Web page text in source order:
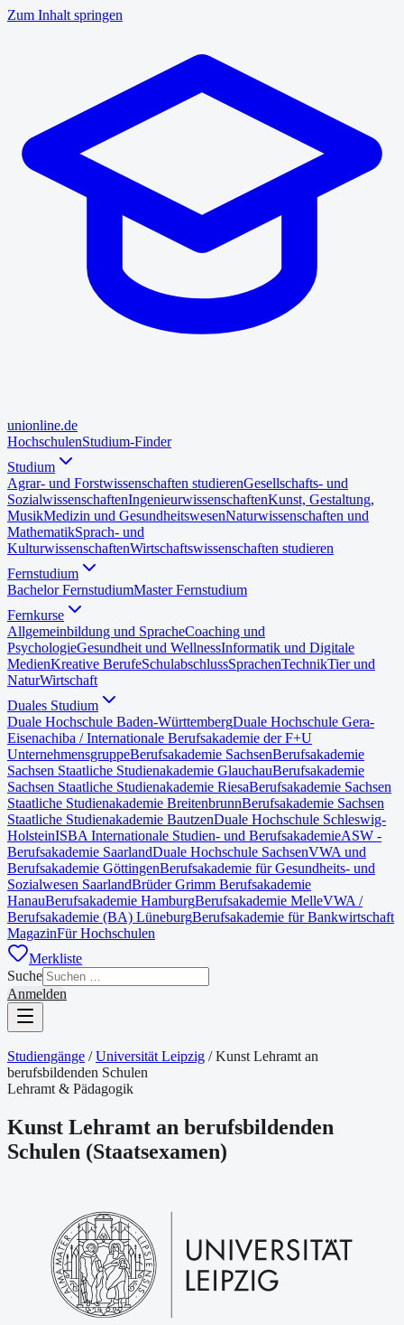
Zum Inhalt springen
unionline.de
HochschulenStudium-Finder
Studium
Agrar- und Forstwissenschaften studierenGesellschafts- und
SozialwissenschaftenIngenieurwissenschaftenKunst, Gestaltung,
MusikMedizin und GesundheitswesenNaturwissenschaften und
MathematikSprach- und
KulturwissenschaftenWirtschaftswissenschaften studieren
Fernstudium
Bachelor FernstudiumMaster Fernstudium
Fernkurse
Allgemeinbildung und SpracheCoaching und
PsychologieGesundheit und WellnessInformatik und Digitale
MedienKreative BerufeSchulabschlussSprachenTechnikTier und
NaturWirtschaft
Duales Studium
Duale Hochschule Baden-WürttembergDuale Hochschule Gera-
Eisenachiba / Internationale Berufsakademie der F+U
UnternehmensgruppeBerufsakademie SachsenBerufsakademie
Sachsen Staatliche Studienakademie GlauchauBerufsakademie
Sachsen Staatliche Studienakademie RiesaBerufsakademie Sachsen
Staatliche Studienakademie BreitenbrunnBerufsakademie Sachsen
Staatliche Studienakademie BautzenDuale Hochschule Schleswig-
HolsteinISBA Internationale Studien- und BerufsakademieASW -
Berufsakademie SaarlandDuale Hochschule SachsenVWA und
Berufsakademie GöttingenBerufsakademie für Gesundheits- und
Sozialwesen SaarlandBrüder Grimm Berufsakademie
HanauBerufsakademie HamburgBerufsakademie MelleVWA /
Berufsakademie (BA) LüneburgBerufsakademie für Bankwirtschaft
MagazinFür Hochschulen
Merkliste
Suche
Anmelden
Studiengänge / Universität Leipzig /Kunst Lehramt an
berufsbildenden Schulen
Lehramt & Pädagogik
Kunst Lehramt an berufsbildenden
Schulen (Staatsexamen)